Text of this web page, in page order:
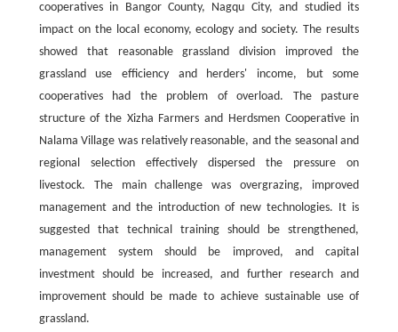
cooperatives in Bangor County, Nagqu City, and studied its
impact on the local economy, ecology and society. The results
showed that reasonable grassland division improved the
grassland use efficiency and herders' income, but some
cooperatives had the problem of overload. The pasture
structure of the Xizha Farmers and Herdsmen Cooperative in
Nalama Village was relatively reasonable, and the seasonal and
regional selection effectively dispersed the pressure on
livestock. The main challenge was overgrazing, improved
management and the introduction of new technologies. It is
suggested that technical training should be strengthened,
management system should be improved, and capital
investment should be increased, and further research and
improvement should be made to achieve sustainable use of
grassland.